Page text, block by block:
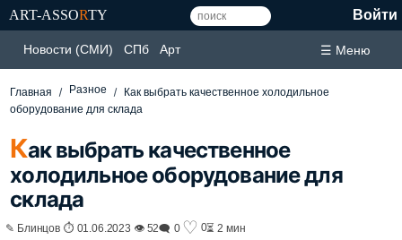
ART-ASSORTY Войти
Новости (СМИ) СПб Арт ☰ Меню
Главная Разное
Как выбрать качественное холодильное
оборудование для склада
Как выбрать качественное
холодильное оборудование для
склада
✎ Блинцов ⏱ 01.06.2023 👁 52🗨 0 ♡ 0⏳ 2 мин